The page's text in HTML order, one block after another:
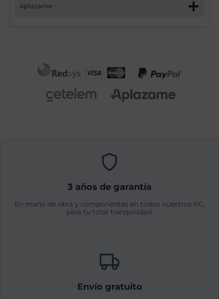
Aplazame
3 años de garantía
En mano de obra y componentes en todos nuestros PC,
para tu total tranquilidad.
Envío gratuito